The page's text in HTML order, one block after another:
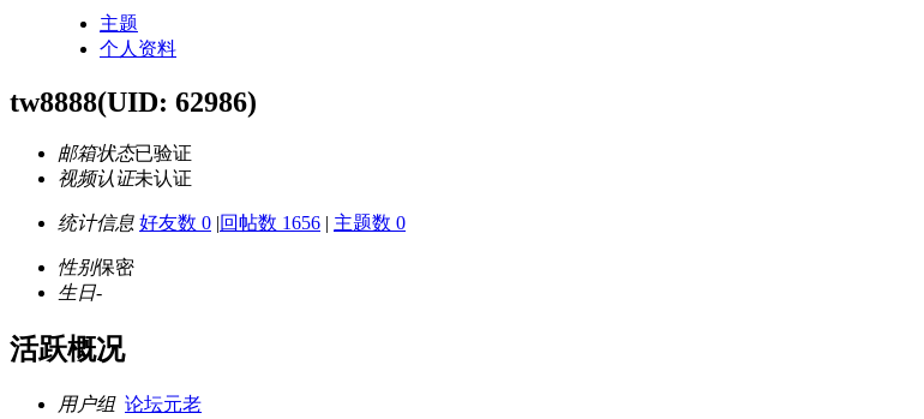
主题
个人资料
tw8888(UID: 62986)
邮箱状态已验证
视频认证未认证
统计信息 好友数 0 |回帖数 1656 | 主题数 0
性别保密
生日-
活跃概况
用户组 论坛元老